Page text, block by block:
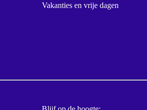
Vakanties en vrije dagen